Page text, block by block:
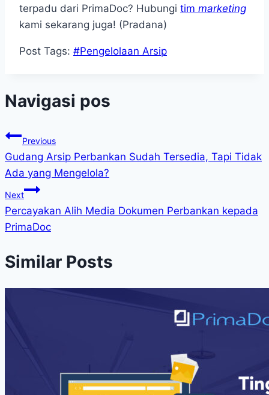
terpadu dari PrimaDoc? Hubungi tim marketing
kami sekarang juga! (Pradana)
Post Tags: #Pengelolaan Arsip
Navigasi pos
Previous
Gudang Arsip Perbankan Sudah Tersedia, Tapi Tidak
Ada yang Mengelola?
Next
Percayakan Alih Media Dokumen Perbankan kepada
PrimaDoc
Similar Posts